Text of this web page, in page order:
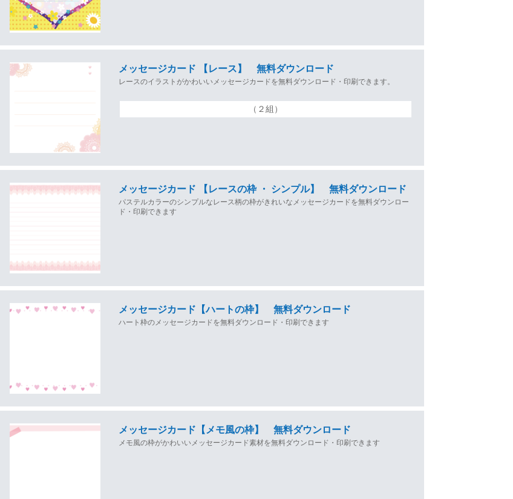
メッセージカード 【レース】 無料ダウンロード
レースのイラストがかわいいメッセージカードを無料ダウンロード・印刷できます。
（２組）
メッセージカード 【レースの枠 ・ シンプル】 無料ダウンロード
パステルカラーのシンプルなレース柄の枠がきれいなメッセージカードを無料ダウンロー
ド・印刷できます
メッセージカード【ハートの枠】 無料ダウンロード
ハート枠のメッセージカードを無料ダウンロード・印刷できます
メッセージカード【メモ風の枠】 無料ダウンロード
メモ風の枠がかわいいメッセージカード素材を無料ダウンロード・印刷できます